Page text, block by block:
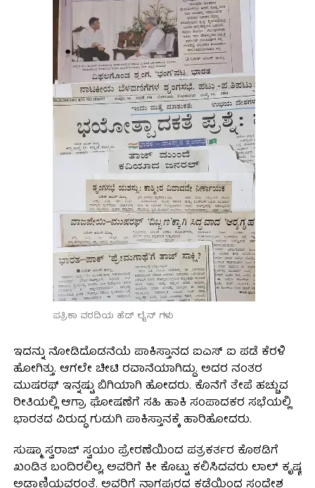
ಪತ್ರಿಕಾ ವರದಿಯ ಹೆಡ್ ಲೈನ್ ಗಳು
ಇದನ್ನು ನೋಡಿದೊಡನೆಯೆ ಪಾಕಿಸ್ತಾನದ ಐಎಸ್ ಐ ಪಡೆ ಕೆರಳಿ
ಹೋಗಿತ್ತು. ಆಗಲೇ ಚೀಟಿ ರವಾನೆಯಾಗಿದ್ದು. ಅದರ ನಂತರ
ಮುಷರಫ್ ಇನ್ನಷ್ಟು ಬಿಗಿಯಾಗಿ ಹೋದರು. ಕೊನೆಗೆ ತೇಪೆ ಹಚ್ಚುವ
ರೀತಿಯಲ್ಲಿ ಆಗ್ರಾ ಘೋಷಣೆಗೆ ಸಹಿ ಹಾಕಿ ಸಂಪಾದಕರ ಸಭೆಯಲ್ಲಿ
ಭಾರತದ ವಿರುದ್ಧ ಗುಡುಗಿ ಪಾಕಿಸ್ತಾನಕ್ಕೆ ಹಾರಿಹೋದರು.
ಸುಷ್ಮಾ ಸ್ವರಾಜ್ ಸ್ವಯಂ ಪ್ರೇರಣೆಯಿಂದ ಪತ್ರಕರ್ತರ ಕೊಠಡಿಗೆ
ಖಂಡಿತ ಬಂದಿರಲಿಲ್ಲ, ಅವರಿಗೆ ಕೀ ಕೊಟ್ಟು ಕಲಿಸಿದವರು ಲಾಲ್ ಕೃಷ್ಣ